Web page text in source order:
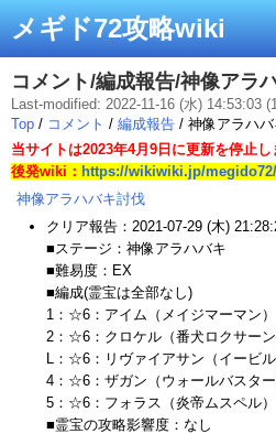
メギド72攻略wiki
コメント/編成報告/神像アラ
Last-modified: 2022-11-16 (水) 14:53:03
Top / コメント / 編成報告 / 神像アラハ
当サイトは2023年4月9日に更新を停止し
後発wiki： https://wikiwiki.jp/megido72/
神像アラハバキ討伐
クリア報告：2021-07-29 (木)
■ステージ：神像アラハバキ
■難易度：EX
■編成(霊宝は全部なし)
1：☆6：アイム（メイジマーマン）
2：☆6：クロケル（番犬ロクサーン
L：☆6：リヴァイアサン（イービル
4：☆6：ザガン（ウォールバスター
5：☆6：フォラス（炎帝ムスペル）
■霊宝の攻略影響度：なし